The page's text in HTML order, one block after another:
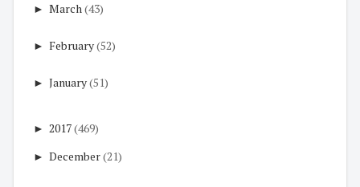
► March(43)
► February(52)
► January(51)
► 2017(469)
► December(21)